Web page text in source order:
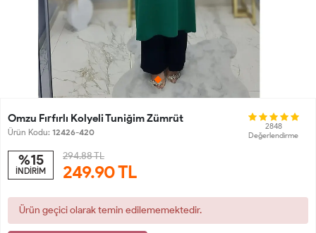
Omzu Fırfırlı Kolyeli Tuniğim Zümrüt
Ürün Kodu: 12426-420
2848
Değerlendirme
%15
İNDİRİM
294.88 TL
249.90TL
Ürün geçici olarak temin edilememektedir.